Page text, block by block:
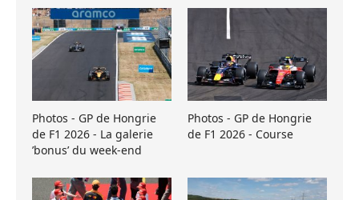
Photos - GP de Hongrie
de F1 2026 - La galerie
’bonus’ du week-end
Photos - GP de Hongrie
de F1 2026 - Course